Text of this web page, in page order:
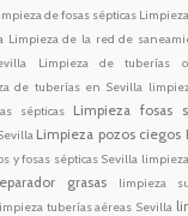
de fosas sépticas
Limpieza de la red de
Limpieza de tuberías
de tuberías en Sevilla
sépticas Limpieza fosas
Limpieza pozos ciegos
y fosas sépticas Sevilla
grasas limpieza
tuberías aéreas Sevilla